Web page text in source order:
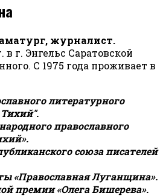
журналист.
в г. Энгельс Саратовской
С 1975 года проживает в
литературного
православного
союза писателей
«Православная Луганщина».
премии «Олега Бишерева».